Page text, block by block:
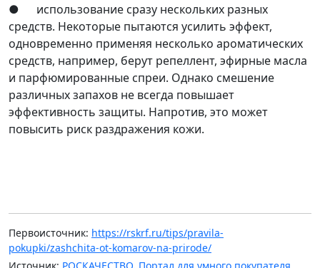
● использование сразу нескольких разных
средств. Некоторые пытаются усилить эффект,
одновременно применяя несколько ароматических
средств, например, берут репеллент, эфирные масла
и парфюмированные спреи. Однако смешение
различных запахов не всегда повышает
эффективность защиты. Напротив, это может
повысить риск раздражения кожи.
Первоисточник: https://rskrf.ru/tips/pravila-
pokupki/zashchita-ot-komarov-na-prirode/